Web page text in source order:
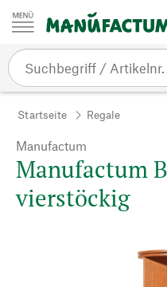
Zum Inhalt springen
Startseite Regale
Manufactum
Manufactum
vierstöckig